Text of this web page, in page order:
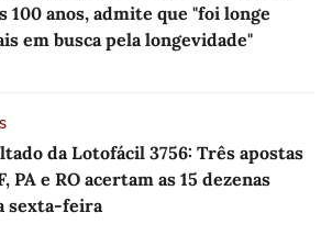
100 anos, admite que "foi longe
em busca pela longevidade"
da Lotofácil 3756: Três apostas
PA e RO acertam as 15 dezenas
sexta-feira